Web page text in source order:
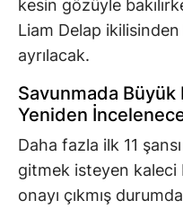
kesin gözüyle
Liam Delap
ayrılacak.
Savunmada Büyük
Yeniden
Daha fazla ilk 11
gitmek isteyen kaleci
onayı çıkmış